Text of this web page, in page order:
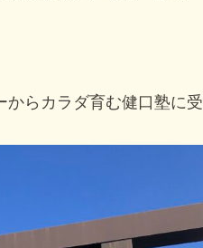
からカラダ育む健口塾に受